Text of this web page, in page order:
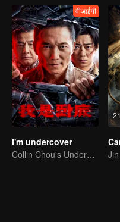
वीआईपी
I'm undercover
Collin Chou's Undercover War